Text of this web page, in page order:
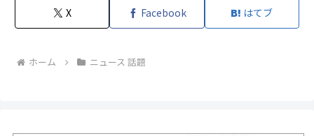
X Facebook はてブ
ホーム ニュース 話題